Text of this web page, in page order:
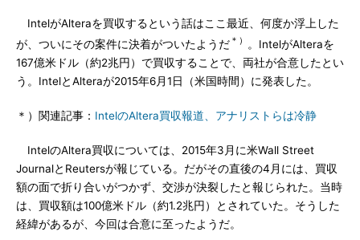
IntelがAlteraを買収するという話はここ最近、何度か浮上した
が、ついにその案件に決着がついたようだ ＊）
。IntelがAlteraを
167億米ドル（約2兆円）で買収することで、両社が合意したとい
う。IntelとAlteraが2015年6月1日（米国時間）に発表した。
＊）関連記事： IntelのAltera買収報道、アナリストらは冷静
IntelのAltera買収については、2015年3月に米Wall Street
JournalとReutersが報じている。だがその直後の4月には、買収
額の面で折り合いがつかず、交渉が決裂したと報じられた。当時
は、買収額は100億米ドル（約1.2兆円）とされていた。そうした
経緯があるが、今回は合意に至ったようだ。